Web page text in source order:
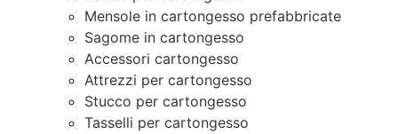
Mensole in cartongesso prefabbricate
Sagome in cartongesso
Accessori cartongesso
Attrezzi per cartongesso
Stucco per cartongesso
Tasselli per cartongesso